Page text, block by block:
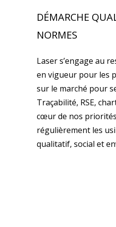
DÉMARCHE
NORMES
Laser s’engage au
en vigueur pour les
sur le marché pour
Traçabilité, RSE,
cœur de nos
régulièrement les
qualitatif, social et